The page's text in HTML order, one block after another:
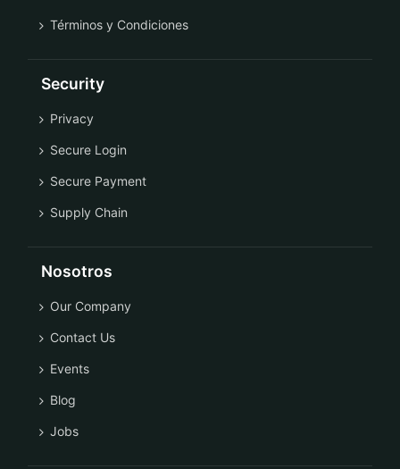
Términos y Condiciones
Security
Privacy
Secure Login
Secure Payment
Supply Chain
Nosotros
Our Company
Contact Us
Events
Blog
Jobs